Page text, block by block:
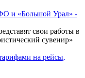
и «Большой Урал» -
свои работы в
сувенир»